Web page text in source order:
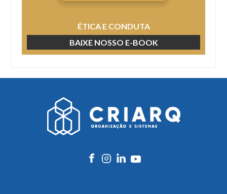
ÉTICA E CONDUTA
BAIXE NOSSO E-BOOK